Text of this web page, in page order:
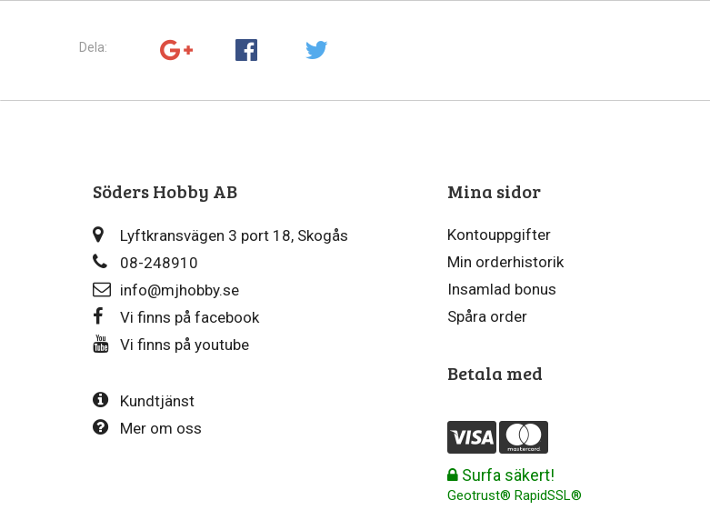
Dela:
Söders Hobby AB
Lyftkransvägen 3 port 18, Skogås
08-248910
info@mjhobby.se
Vi finns på facebook
Vi finns på youtube
Kundtjänst
Mer om oss
Mina sidor
Kontouppgifter
Min orderhistorik
Insamlad bonus
Spåra order
Betala med
Surfa säkert!
Geotrust® RapidSSL®